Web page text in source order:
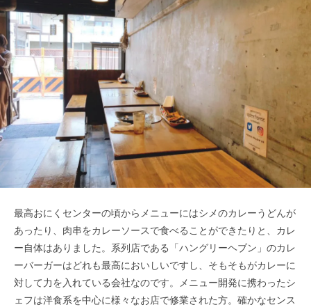
最高おにくセンターの頃からメニューにはシメのカレーうどんが
あったり、肉串をカレーソースで食べることができたりと、カレ
ー自体​はありました。系列店である「ハングリーヘブン」のカレ
ーバーガーはどれも最高においしいですし、そもそもがカレーに
対して力を​入れている会社なのです。メニュー開発に携わったシ
ェフは洋食系を中心に様々なお店で修業された方。確かなセンス